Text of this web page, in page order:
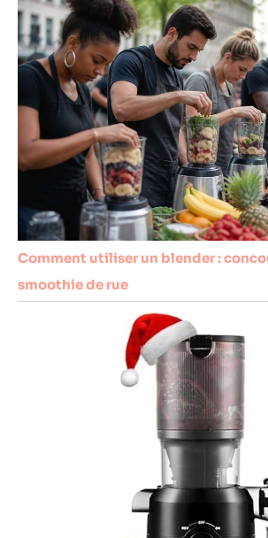
Comment utiliser un blender :
smoothie de rue